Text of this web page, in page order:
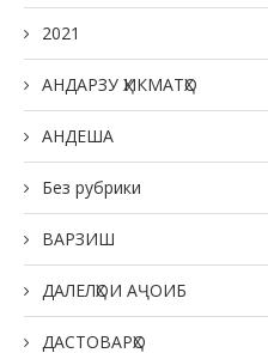
2021
АНДАРЗУ ҲИКМАТҲО
АНДЕША
Без рубрики
ВАРЗИШ
ДАЛЕЛҲОИ АҶОИБ
ДАСТОВАРҲО